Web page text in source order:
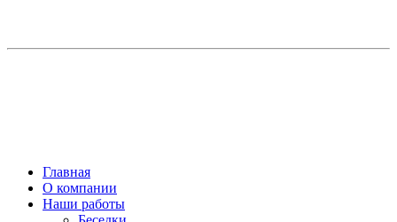
Главная
О компании
Наши работы